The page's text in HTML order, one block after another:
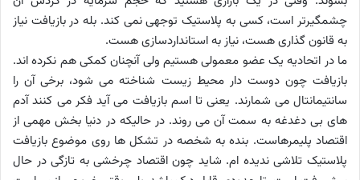
چشمگیرتر است، کسی به پلاستیک توجهی نمی کند. بله در بازیافت نیاز
به قانون گذاری هست، نیاز به استانداردسازی هست.
ما در اتحادیه یک عضو معمولی هستیم ولی آنچنان کمکی هم نکرده اند.
بازیافت چون دوست دار محیط زیست شناخته می شود، برخی آن را
سانتیمانتال می شمارند. یعنی تا اسم بازیافت می آید فکر می کنند آدم
های بی دغدغه به سمت آن می روند. در حالیکه در دنیا بخش مهمی از
اقتصاد پلیمرهاست. بنده به شخصه در تشکل ها روی موضوع بازیافت
پلاستیک تلاشی ندیده ام. شاید چون اقتصاد چرخشی به تازگی در حال